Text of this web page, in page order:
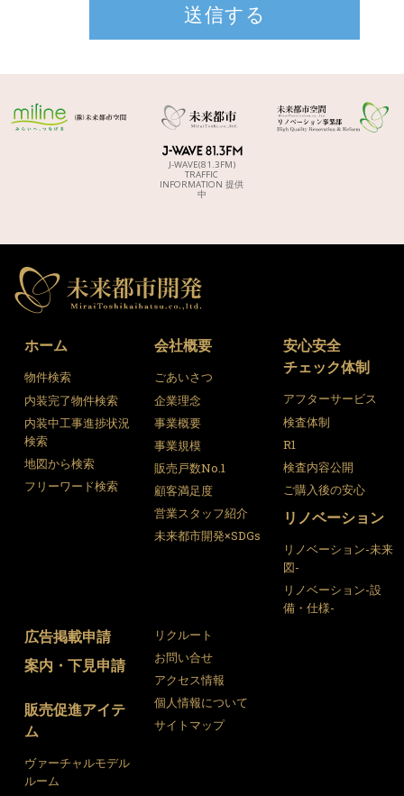
J-WAVE(81.3FM)
TRAFFIC
INFORMATION 提供
中
ホーム
物件検索
内装完了物件検索
内装中工事進捗状況
検索
地図から検索
フリーワード検索
会社概要
ごあいさつ
企業理念
事業概要
事業規模
販売戸数No.1
顧客満足度
営業スタッフ紹介
未来都市開発×SDGs
安心安全
チェック体制
アフターサービス
検査体制
R1
検査内容公開
ご購入後の安心
リノベーション
リノベーション-未来
図-
リノベーション-設
備・仕様-
広告掲載申請
案内・下見申請
販売促進アイテ
ム
ヴァーチャルモデル
ルーム
リクルート
お問い合せ
アクセス情報
個人情報について
サイトマップ